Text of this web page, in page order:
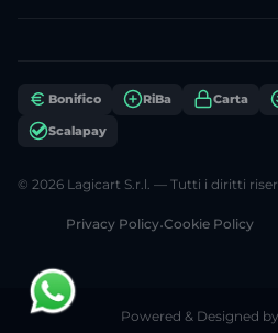
Bonifico RiBa Carta
Scalapay
© 2026 Lagicart S.r.l. — Tutti i diritti
Privacy Policy•Cookie Policy
Powered & Designed by